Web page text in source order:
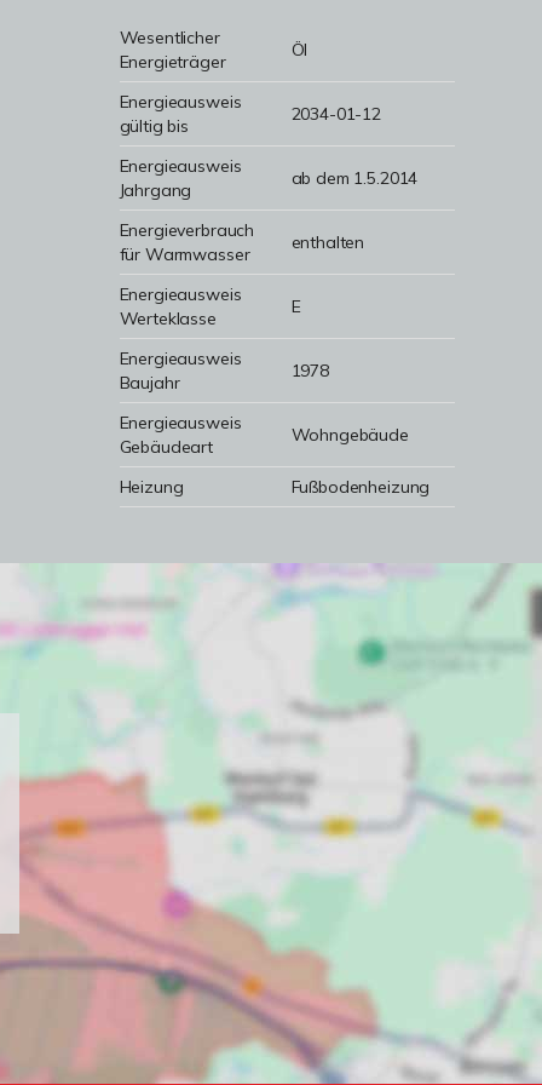
Wesentlicher
Energieträger
Öl
Energieausweis
gültig bis
2034-01-12
Energieausweis
Jahrgang
ab dem 1.5.2014
Energieverbrauch
für Warmwasser
enthalten
Energieausweis
Werteklasse
E
Energieausweis
Baujahr
1978
Energieausweis
Gebäudeart
Wohngebäude
Heizung Fußbodenheizung